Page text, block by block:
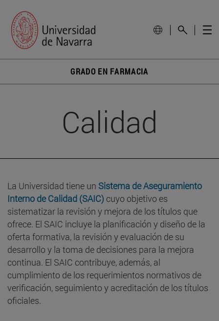
GRADO EN FARMACIA
Calidad
La Universidad tiene un Sistema de Aseguramiento
Interno de Calidad (SAIC) cuyo objetivo es
sistematizar la revisión y mejora de los títulos que
ofrece. El SAIC incluye la planificación y diseño de la
oferta formativa, la revisión y evaluación de su
desarrollo y la toma de decisiones para la mejora
continua. El SAIC contribuye, además, al
cumplimiento de los requerimientos normativos de
verificación, seguimiento y acreditación de los títulos
oficiales.